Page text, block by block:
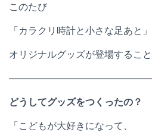
このたび
「カラクリ時計と小さな足あと
オリジナルグッズが登場すること
―――――――――――――――
どうしてグッズをつくったの？
「こどもが大好きになって、